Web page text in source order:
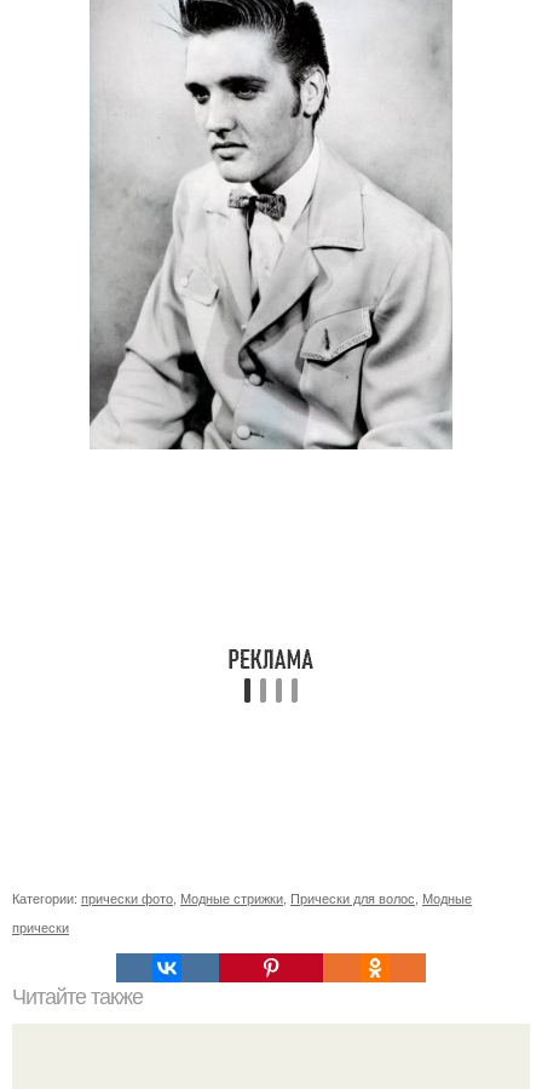
Категории: прически фото Модные стрижки Прически для волос Модные
прически
Читайте также